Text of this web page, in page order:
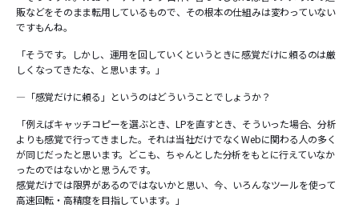
販などをそのまま転用しているもので、その根本の仕組みは変わっていない
ですもんね。
「そうです。しかし、運用を回していくというときに感覚だけに頼るのは厳
しくなってきたな、と思います。」
―「感覚だけに頼る」というのはどういうことでしょうか？
「例えばキャッチコピーを選ぶとき、LPを直すとき、そういった場合、分析
よりも感覚で行ってきました。それは当社だけでなくWebに関わる人の多く
が同じだったと思います。どこも、ちゃんとした分析をもとに行えていなか
ったのではないかと思うんです。
感覚だけでは限界があるのではないかと思い、今、いろんなツールを使って
高速回転・高精度を目指しています。」